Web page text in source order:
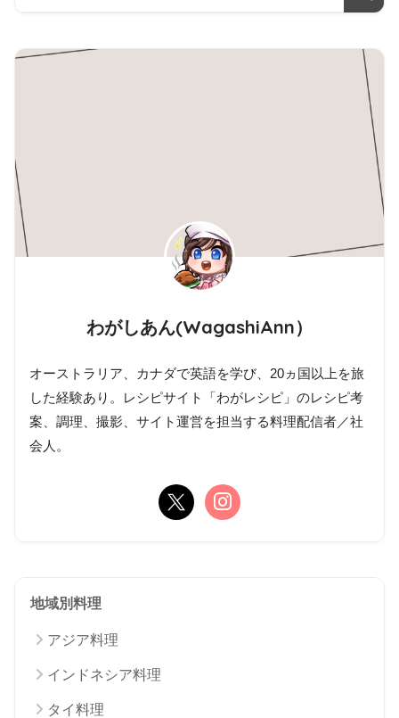
わがしあん(WagashiAnn）
オーストラリア、カナダで英語を学び、20ヵ国以上を旅
した経験あり。レシピサイト「わがレシピ」のレシピ考
案、調理、撮影、サイト運営を担当する料理配信者／社
会人。
地域別料理
アジア料理
インドネシア料理
タイ料理